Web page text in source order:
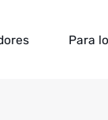
Para